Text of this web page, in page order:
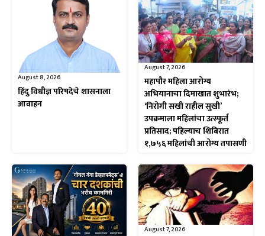
August 8, 2026
हिंदु विधीज्ञ परिषदेचे शासनाला
आवाहन
August 7, 2026
महापौर महिला आरोग्य
अभियानाचा दिमाखात शुभारंभ;
‘निरोगी सखी राहील सुखी’
उपक्रमाला महिलांचा उत्स्फूर्त
प्रतिसाद; पहिल्याच शिबिरात
१,७५६ महिलांची आरोग्य तपासणी
August 7, 2026